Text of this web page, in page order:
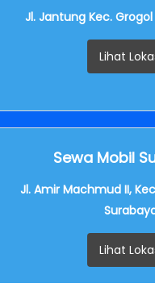
Jl. Jantung Kec.
Lihat
Sewa Mobil
Jl. Amir Machmud II,
Lihat